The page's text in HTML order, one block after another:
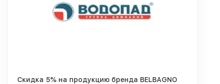
Скидка 5% на продукцию бренда BELBAGNO